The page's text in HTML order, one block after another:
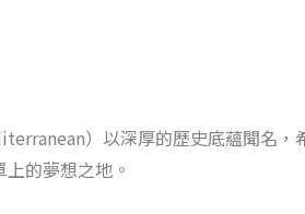
）以深厚的歷史底蘊聞名
的夢想之地。